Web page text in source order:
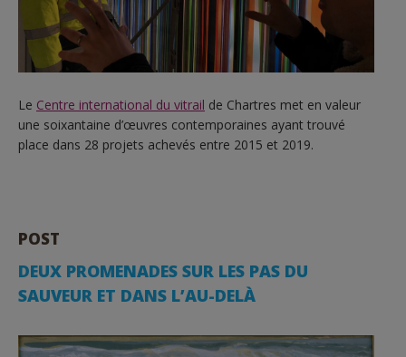
Le Centre international du vitrail de Chartres met en valeur
une soixantaine d’œuvres contemporaines ayant trouvé
place dans 28 projets achevés entre 2015 et 2019.
POST
DEUX PROMENADES SUR LES PAS DU
SAUVEUR ET DANS L’AU-DELÀ